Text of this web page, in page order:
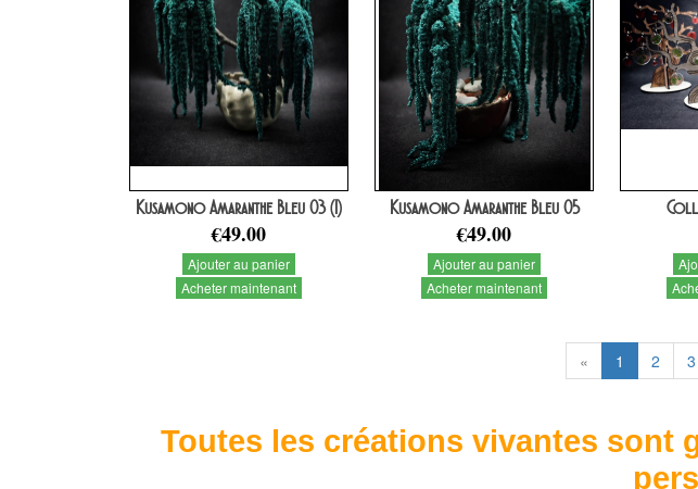
Kusamono Amaranthe Bleu 03 (1)
€49.00
Ajouter au panier
Acheter maintenant
Kusamono Amaranthe Bleu 05
€49.00
Ajouter au panier
Acheter maintenant
« 1 2 3
Toutes les créations vivantes sont